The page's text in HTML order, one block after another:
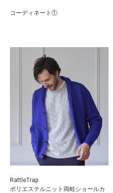
コーディネート①
RattleTrap
ポリエステルニット両畦ショールカ